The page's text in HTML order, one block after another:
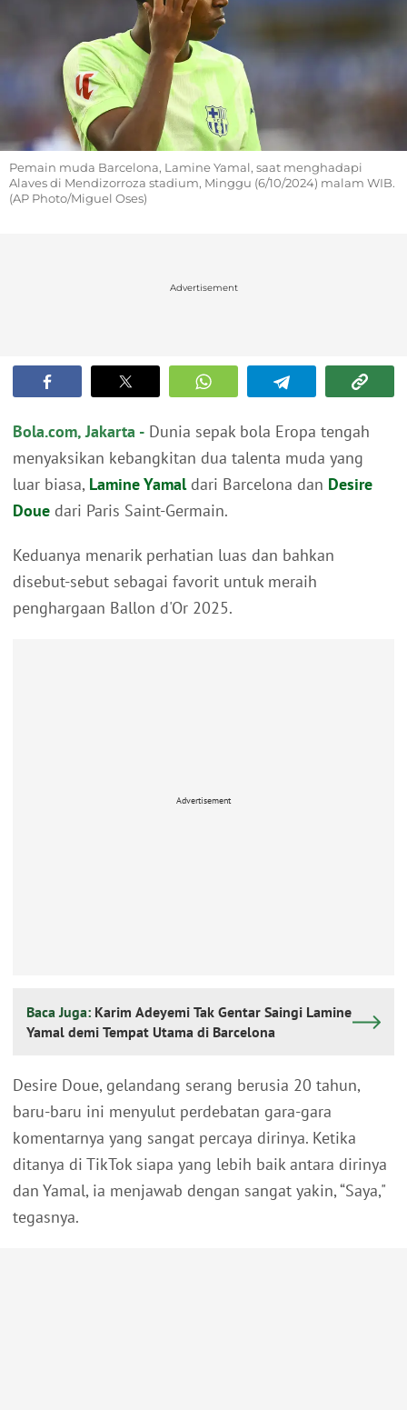
Pemain muda Barcelona, Lamine Yamal, saat menghadapi
Alaves di Mendizorroza stadium, Minggu (6/10/2024) malam WIB.
(AP Photo/Miguel Oses)
Advertisement
Bola.com, Jakarta - Dunia sepak bola Eropa tengah
menyaksikan kebangkitan dua talenta muda yang
luar biasa, Lamine Yamaldari Barcelona dan Desire
Doue dari Paris Saint-Germain.
Keduanya menarik perhatian luas dan bahkan
disebut-sebut sebagai favorit untuk meraih
penghargaan Ballon d'Or 2025.
Advertisement
Baca Juga: Karim Adeyemi Tak Gentar Saingi Lamine
Yamal demi Tempat Utama di Barcelona
Desire Doue, gelandang serang berusia 20 tahun,
baru-baru ini menyulut perdebatan gara-gara
komentarnya yang sangat percaya dirinya. Ketika
ditanya di TikTok siapa yang lebih baik antara dirinya
dan Yamal, ia menjawab dengan sangat yakin, “Saya,"
tegasnya.